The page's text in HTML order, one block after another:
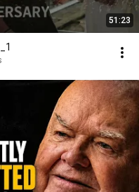
51:23